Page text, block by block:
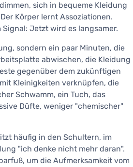
sich in bequeme Kleidung
Körper lernt Assoziationen.
Jetzt wird es langsamer.
sondern ein paar Minuten, die
abwischen, die Kleidung
gegenüber dem zukünftigen
Kleinigkeiten verknüpfen, die
Schwamm, ein Tuch, das
Düfte, weniger "chemischer"
häufig in den Schultern, im
"ich denke nicht mehr daran".
um die Aufmerksamkeit vom